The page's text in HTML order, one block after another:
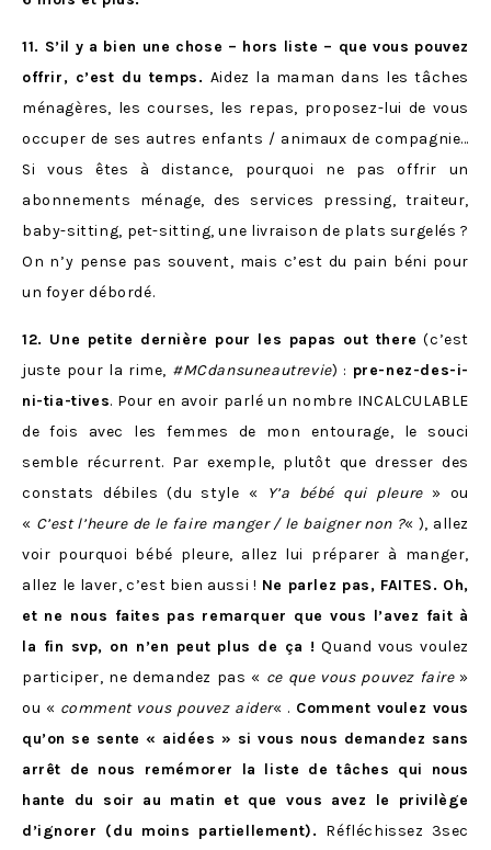
11. S’il y a bien une chose – hors liste – que vous pouvez
offrir, c’est du temps. Aidez la maman dans les tâches
ménagères, les courses, les repas, proposez-lui de vous
occuper de ses autres enfants / animaux de compagnie…
Si vous êtes à distance, pourquoi ne pas offrir un
abonnements ménage, des services pressing, traiteur,
baby-sitting, pet-sitting, une livraison de plats surgelés ?
On n’y pense pas souvent, mais c’est du pain béni pour
un foyer débordé.
12. Une petite dernière pour les papas out there (c’est
juste pour la rime, #MCdansuneautrevie) : pre-nez-des-i-
ni-tia-tives. Pour en avoir parlé un nombre INCALCULABLE
de fois avec les femmes de mon entourage, le souci
semble récurrent. Par exemple, plutôt que dresser des
constats débiles (du style «
Y’a bébé qui pleure» ou
« C’est l’heure de le faire manger / le baigner non ?« ), allez
voir pourquoi bébé pleure, allez lui préparer à manger,
allez le laver, c’est bien aussi ! Ne parlez pas, FAITES. Oh,
et ne nous faites pas remarquer que vous l’avez fait à
la fin svp, on n’en peut plus de ça ! Quand vous voulez
participer, ne demandez pas « ce que vous pouvez faire»
ou « comment vous pouvez aider« . Comment voulez vous
qu’on se sente « aidées » si vous nous demandez sans
arrêt de nous remémorer la liste de tâches qui nous
hante du soir au matin et que vous avez le privilège
d’ignorer (du moins partiellement). Réfléchissez 3sec